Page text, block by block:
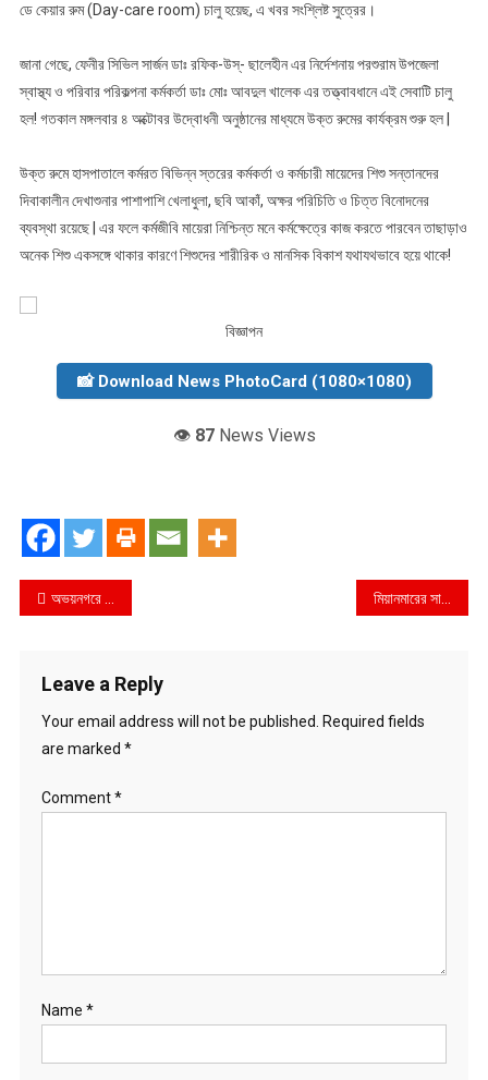
চালু
ডে কেয়ার রুম (Day-care room) চালু হয়েছ, এ খবর সংশ্লিষ্ট সুত্রের।
জানা গেছে, ফেনীর সিভিল সার্জন ডাঃ রফিক-উস্- ছালেহীন এর নির্দেশনায় পরশুরাম উপজেলা
স্বাস্থ্য ও পরিবার পরিকল্পনা কর্মকর্তা ডাঃ মোঃ আবদুল খালেক এর তত্ত্বাবধানে এই সেবাটি চালু
হল! গতকাল মঙ্গলবার ৪ অক্টোবর উদ্বোধনী অনুষ্ঠানের মাধ্যমে উক্ত রুমের কার্যক্রম শুরু হল |
উক্ত রুমে হাসপাতালে কর্মরত বিভিন্ন স্তরের কর্মকর্তা ও কর্মচারী মায়েদের শিশু সন্তানদের
দিবাকালীন দেখাশুনার পাশাপাশি খেলাধুলা, ছবি আকাঁ, অক্ষর পরিচিতি ও চিত্ত বিনোদনের
ব্যবস্থা রয়েছে | এর ফলে কর্মজীবি মায়েরা নিশ্চিন্ত মনে কর্মক্ষেত্রে কাজ করতে পারবেন তাছাড়াও
অনেক শিশু একসঙ্গে থাকার কারণে শিশুদের শারীরিক ও মানসিক বিকাশ যথাযথভাবে হয়ে থাকে!
বিজ্ঞাপন
📸 Download News PhotoCard (1080×1080)
👁️ 87News Views
Post
অভয়নগরে এসএসসির ৫০ টি খাতা হারানোর ১৩ ঘন্টা পর উদ্ধার
Leave a Reply
Your email address will not be published.
Required fields
are marked *
Comment*
Name *